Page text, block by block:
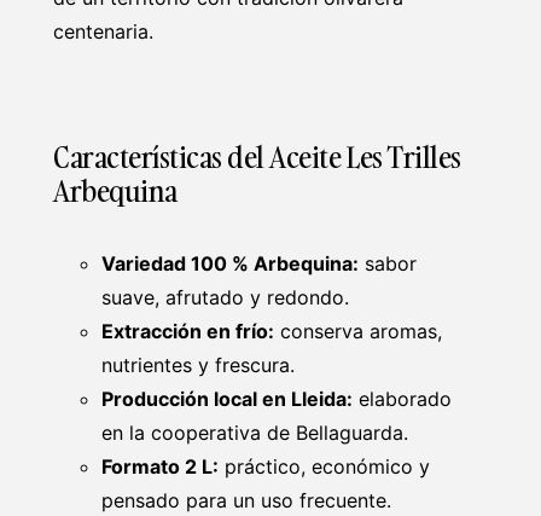
centenaria.
Características del Aceite Les Trilles
Arbequina
Variedad 100 % Arbequina: sabor
suave, afrutado y redondo.
Extracción en frío: conserva aromas,
nutrientes y frescura.
Producción local en Lleida: elaborado
en la cooperativa de Bellaguarda.
Formato 2 L: práctico, económico y
pensado para un uso frecuente.